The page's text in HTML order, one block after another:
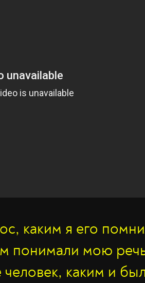
каким я его
понимали мою
человек, каким и